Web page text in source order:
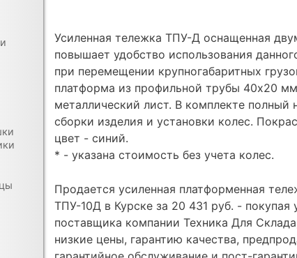
Усиленная тележка ТПУ-Д оснащенная
повышает удобство использования
при перемещении крупногабаритных
платформа из профильной трубы 40х20
металлический лист. В комплекте полный
сборки изделия и установки колес.
цвет - синий.
* - указана стоимость без учета колес.
Продается усиленная платформенная
ТПУ-10Д в Курске за 20 431 руб. - покупая
поставщика компании Техника Для
низкие цены, гарантию качества,